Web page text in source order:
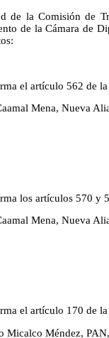
de la Comisión de
de la Cámara de
el artículo 562 de
Mena, Nueva
los artículos 570 y
Mena, Nueva
el artículo 170 de
Micalco Méndez,